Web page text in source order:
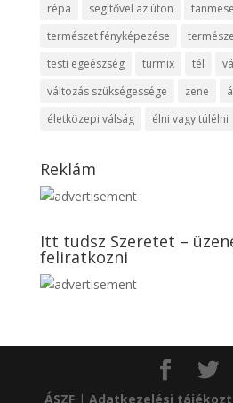
répa
segítővel az úton
tanmese
természet fényképezése
testi egeészség
turmix tél
változás szükségessége
zene
életközepi válság
élni vagy túlélni
Reklám
Itt tudsz Szeretet –
feliratkozni
ÁSZF |Adatkezelési